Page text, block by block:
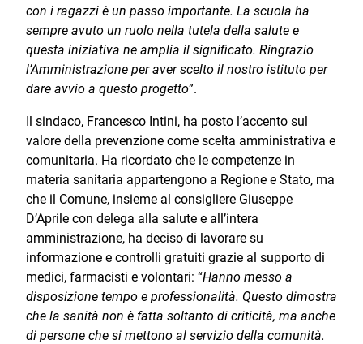
con i ragazzi è un passo importante. La scuola ha
sempre avuto un ruolo nella tutela della salute e
questa iniziativa ne amplia il significato. Ringrazio
l’Amministrazione per aver scelto il nostro istituto per
dare avvio a questo progetto”.
Il sindaco, Francesco Intini, ha posto l’accento sul
valore della prevenzione come scelta amministrativa e
comunitaria. Ha ricordato che le competenze in
materia sanitaria appartengono a Regione e Stato, ma
che il Comune, insieme al consigliere Giuseppe
D’Aprile con delega alla salute e all’intera
amministrazione, ha deciso di lavorare su
informazione e controlli gratuiti grazie al supporto di
medici, farmacisti e volontari: “Hanno messo a
disposizione tempo e professionalità. Questo dimostra
che la sanità non è fatta soltanto di criticità, ma anche
di persone che si mettono al servizio della comunità.